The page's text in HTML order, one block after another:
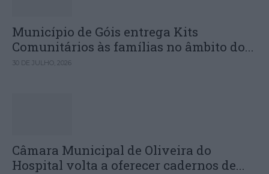
Município de Góis entrega Kits
Comunitários às famílias no âmbito do...
30 DE JULHO, 2026
Câmara Municipal de Oliveira do
Hospital volta a oferecer cadernos de...